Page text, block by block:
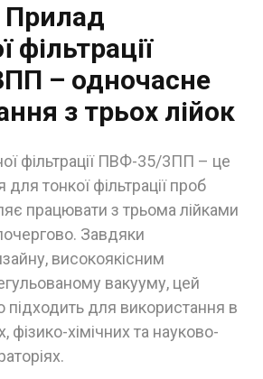
Прилад
фільтрації
– одночасне
з трьох лійок
фільтрації ПВФ-35/3ПП – це
тонкої фільтрації проб
працювати з трьома лійками
Завдяки
високоякісним
вакууму, цей
підходить для використання в
фізико-хімічних та науково-